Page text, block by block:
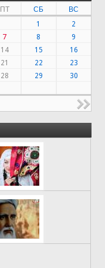
ПТ СБ
ВС
1
2
7 8
9
14 15
16
21 22
23
28 29
30